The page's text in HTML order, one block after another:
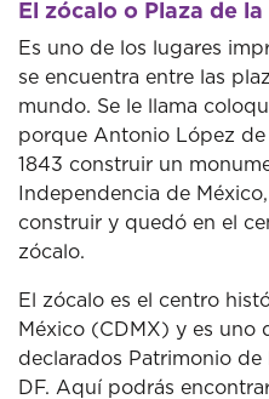
El zócalo o Plaza de
Es uno de los lugares
se encuentra entre las
mundo. Se le llama
porque Antonio López
1843 construir un
Independencia de
construir y quedó en el
zócalo.
El zócalo es el centro
México (CDMX) y es uno
declarados Patrimonio
DF. Aquí podrás